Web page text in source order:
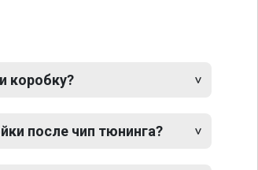
коробку?
после чип тюнинга?